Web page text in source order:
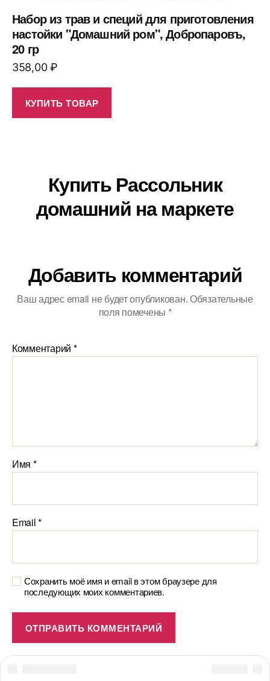
Набор из трав и специй для приготовления
настойки "Домашний ром", Добропаровъ,
20 гр
358,00₽
КУПИТЬ ТОВАР
Купить Рассольник
домашний на маркете
Добавить комментарий
Ваш адрес email не будет опубликован.Обязательные
поля помечены *
Комментарий *
Имя *
Email*
Сохранить моё имя и email в этом браузере для
последующих моих комментариев.